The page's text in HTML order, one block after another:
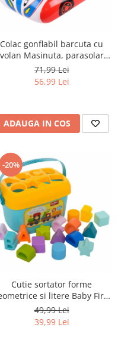
Colac gonflabil barcuta cu
volan Masinuta, parasolar
detasabil si suport pentru
copii, rosu
71,99 Lei
56,99 Lei
ADAUGA IN COS
-20%
Cutie sortator forme
si litere Baby First
Blocks, 16 piese, multicolor
49,99 Lei
39,99 Lei